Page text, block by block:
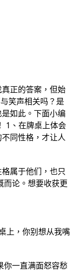
正的答案，但始
笑声相关吗？是
如此。下面小编
1、在牌桌上体会
同性格，才让人
属于他们，也只
而论。想要收获更
上，你别想从我嘴
你一直满面怒容愁